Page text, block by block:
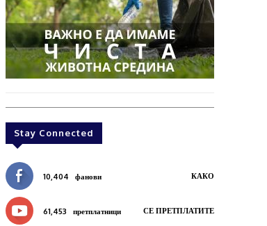
Stay Connected
10,404 фанови КАКО
61,453 претплатници СЕ ПРЕТПЛАТИТЕ